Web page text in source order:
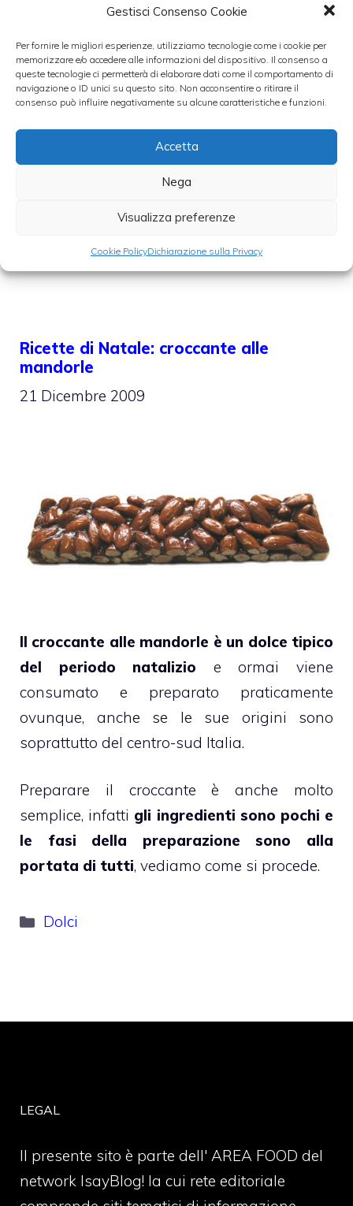
Gestisci Consenso Cookie
Per fornire le migliori esperienze, utilizziamo tecnologie come i cookie per
memorizzare e/o accedere alle informazioni del dispositivo. Il consenso a
queste tecnologie ci permetterà di elaborare dati come il comportamento di
navigazione o ID unici su questo sito. Non acconsentire o ritirare il
consenso può influire negativamente su alcune caratteristiche e funzioni.
Accetta
Nega
Visualizza preferenze
Cookie PolicyDichiarazione sulla Privacy
fresco. La panatura renderà il salmone
croccante. La realizzazione di questo
antipasto potrà essere realizzata in circa 15
20 minuti.
Torretta di patate su letto
di schiacciatinae leFrittelle di piselli con
Categorie
antipasti,ricette,ricette veloci
Ricette di Natale: croccante alle
mandorle
21 Dicembre 2009
Il croccante alle mandorle è un dolce tipico
del periodo natalizio e ormai viene
consumato e preparato praticamente
ovunque, anche se le sue origini sono
soprattutto del centro-sud Italia.
Preparare il croccante è anche molto
semplice, infatti gli ingredienti sono pochi e
le fasi della preparazione sono alla
portata di tutti, vediamo come si procede.
Categorie
Dolci
LEGAL
Il presente sito è parte dell' AREA FOOD del
network IsayBlog! la cui rete editoriale